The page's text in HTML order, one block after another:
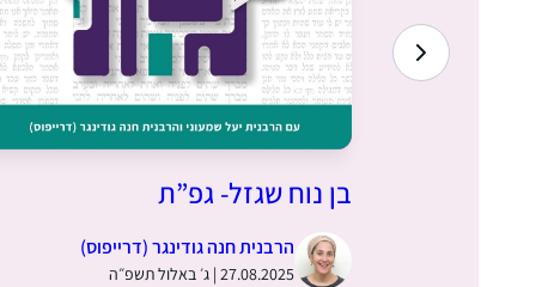
בן נוח שגזל- גפ”ת
הרבנית חנה גודינגר (דרייפוס)
27.08.2025 | ג׳ באלול תשפ״ה